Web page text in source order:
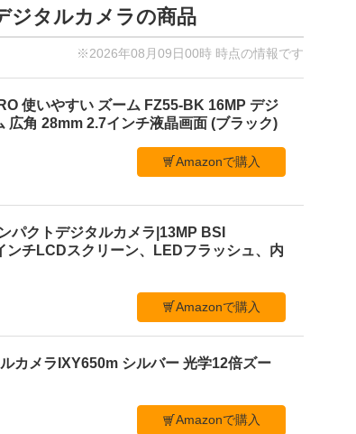
ジタルカメラの商品
※2026年08月09日00時 時点の情報です
使いやすい ズーム FZ55-BK 16MP デジ
広角 28mm 2.7インチ液晶画面 (ブラック)
Amazonで購入
パクトデジタルカメラ|13MP BSI
ンチLCDスクリーン、LEDフラッシュ、内
Amazonで購入
カメラIXY650m シルバー 光学12倍ズー
Amazonで購入